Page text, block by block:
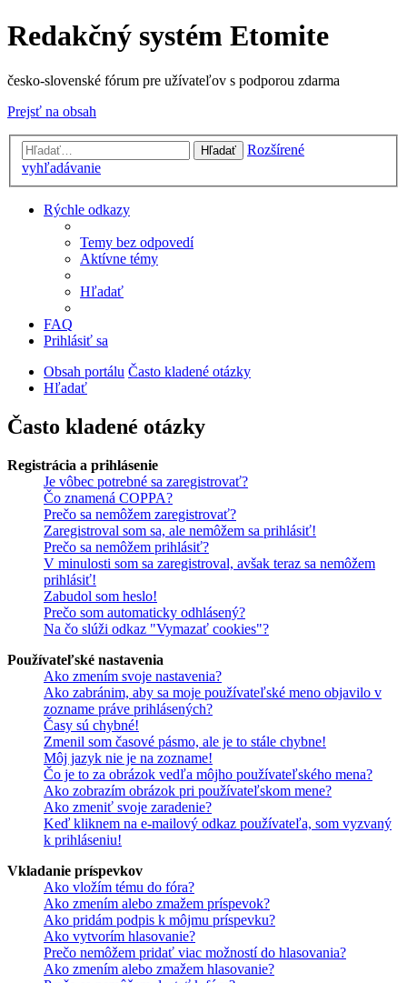
Redakčný systém Etomite
česko-slovenské fórum pre užívateľov s podporou zdarma
Prejsť na obsah
Hľadať
Rozšírené
vyhľadávanie
Rýchle odkazy
Temy bez odpovedí
Aktívne témy
Hľadať
FAQ
Prihlásiť sa
Obsah portálu Často kladené otázky
Hľadať
Často kladené otázky
Registrácia a prihlásenie
Je vôbec potrebné sa zaregistrovať?
Čo znamená COPPA?
Prečo sa nemôžem zaregistrovať?
Zaregistroval som sa, ale nemôžem sa prihlásiť!
Prečo sa nemôžem prihlásiť?
V minulosti som sa zaregistroval, avšak teraz sa nemôžem
prihlásiť!
Zabudol som heslo!
Prečo som automaticky odhlásený?
Na čo slúži odkaz "Vymazať cookies"?
Používateľské nastavenia
Ako zmením svoje nastavenia?
Ako zabránim, aby sa moje používateľské meno objavilo v
zozname práve prihlásených?
Časy sú chybné!
Zmenil som časové pásmo, ale je to stále chybne!
Môj jazyk nie je na zozname!
Čo je to za obrázok vedľa môjho používateľského mena?
Ako zobrazím obrázok pri používateľskom mene?
Ako zmeniť svoje zaradenie?
Keď kliknem na e-mailový odkaz používateľa, som vyzvaný
k prihláseniu!
Vkladanie príspevkov
Ako vložím tému do fóra?
Ako zmením alebo zmažem príspevok?
Ako pridám podpis k môjmu príspevku?
Ako vytvorím hlasovanie?
Prečo nemôžem pridať viac možností do hlasovania?
Ako zmením alebo zmažem hlasovanie?